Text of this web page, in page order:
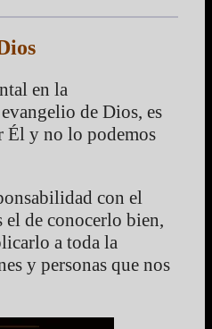
en la
de Dios, es
Él y no lo podemos
con el
el de conocerlo bien,
a toda la
y personas que nos